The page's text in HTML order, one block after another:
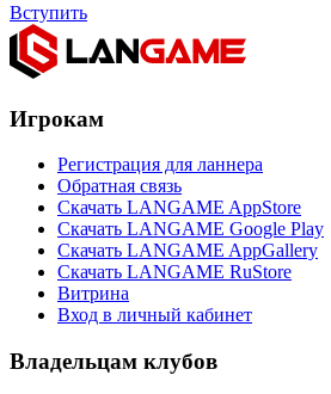
Вступить
Игрокам
Регистрация для ланнера
Обратная связь
Скачать LANGAME AppStore
Скачать LANGAME Google Play
Скачать LANGAME AppGallery
Скачать LANGAME RuStore
Витрина
Вход в личный кабинет
Владельцам клубов